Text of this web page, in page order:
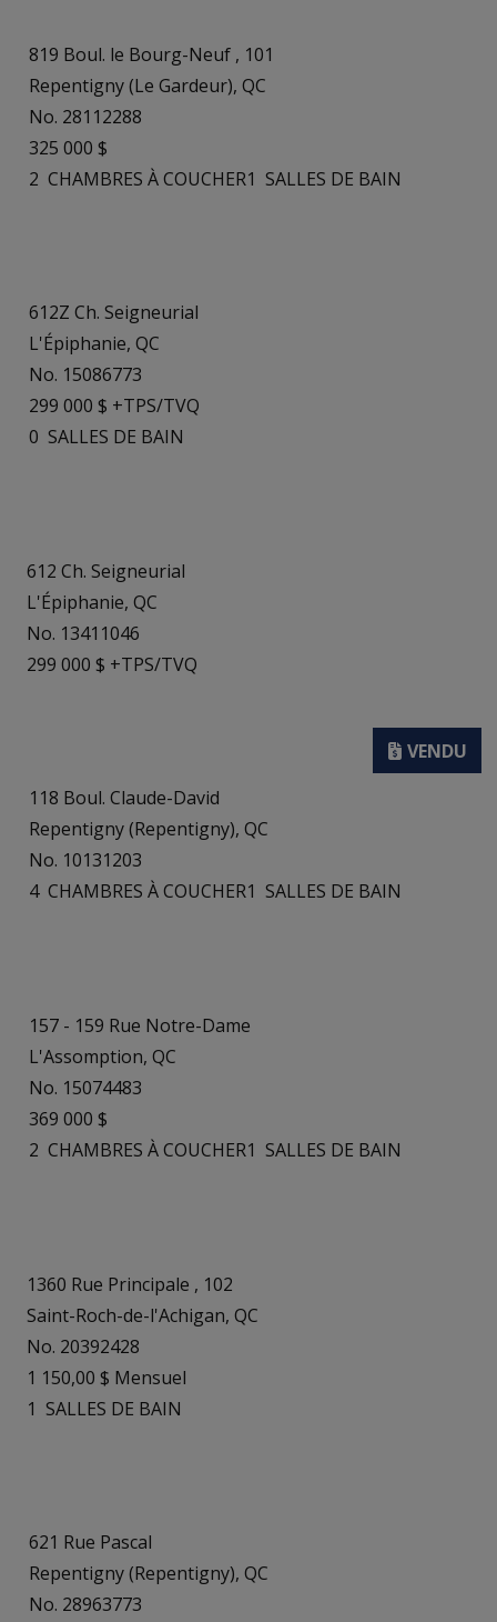
819 Boul. le Bourg-Neuf , 101
Repentigny (Le Gardeur), QC
No. 28112288
325 000 $
2 CHAMBRES À COUCHER1 SALLES DE BAIN
612Z Ch. Seigneurial
L'Épiphanie, QC
No. 15086773
299 000 $ +TPS/TVQ
0 SALLES DE BAIN
612 Ch. Seigneurial
L'Épiphanie, QC
No. 13411046
299 000 $ +TPS/TVQ
118 Boul. Claude-David
Repentigny (Repentigny), QC
No. 10131203
4 CHAMBRES À COUCHER1 SALLES DE BAIN
157 - 159 Rue Notre-Dame
L'Assomption, QC
No. 15074483
369 000 $
2 CHAMBRES À COUCHER1 SALLES DE BAIN
1360 Rue Principale , 102
Saint-Roch-de-l'Achigan, QC
No. 20392428
1 150,00 $ Mensuel
1 SALLES DE BAIN
621 Rue Pascal
Repentigny (Repentigny), QC
No. 28963773